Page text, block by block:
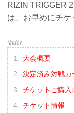
RIZIN TRIGGER
は、お早めにチケ
大会概要
決定済み対戦カ
チケットご購
チケット情報